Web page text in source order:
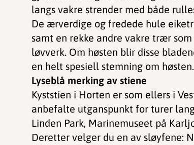
langs vakre strender med både
De ærverdige og fredede hule
samt en rekke andre vakre trær
løvverk. Om høsten blir disse
en helt spesiell stemning om høsten.
Lyseblå merking av stiene
Kyststien i Horten er som ellers i
anbefalte utganspunkt for turer
Linden Park, Marinemuseet på
Deretter velger du en av sløyfene: